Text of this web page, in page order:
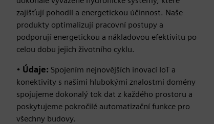
zajišťují pohodlí a energetickou účinnost. Naše
produkty optimalizují pracovní postupy a
podporují energetickou a nákladovou efektivitu po
celou dobu jejich životního cyklu.
• Údaje: Spojením nejnovějších inovací IoT a
konektivity s našimi hlubokými znalostmi domény
spojujeme dokonalý tok dat z každého prostoru a
poskytujeme pokročilé automatizační funkce pro
všechny budovy.